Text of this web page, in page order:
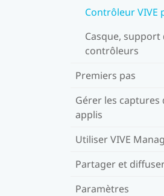
Contrôleur VIVE
Casque, support
contrôleurs
Premiers pas
Gérer les captures
applis
Utiliser VIVE
Partager et
Paramètres